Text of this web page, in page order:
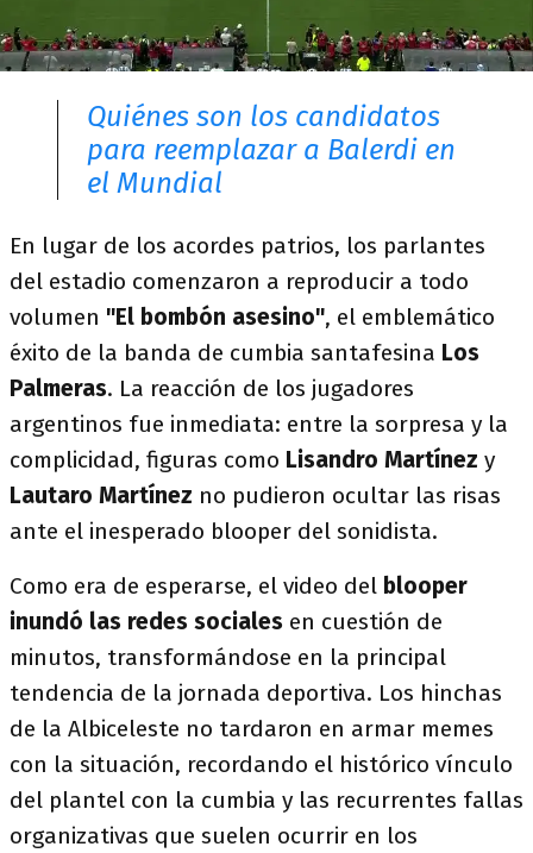
Quiénes son los candidatos
para reemplazar a Balerdi en
el Mundial
En lugar de los acordes patrios, los parlantes
del estadio comenzaron a reproducir a todo
volumen "El bombón asesino", el emblemático
éxito de la banda de cumbia santafesina Los
Palmeras. La reacción de los jugadores
argentinos fue inmediata: entre la sorpresa y la
complicidad, figuras como Lisandro Martínez y
Lautaro Martínez no pudieron ocultar las risas
ante el inesperado blooper del sonidista.
Como era de esperarse, el video del blooper
inundó las redes sociales en cuestión de
minutos, transformándose en la principal
tendencia de la jornada deportiva. Los hinchas
de la Albiceleste no tardaron en armar memes
con la situación, recordando el histórico vínculo
del plantel con la cumbia y las recurrentes fallas
organizativas que suelen ocurrir en los